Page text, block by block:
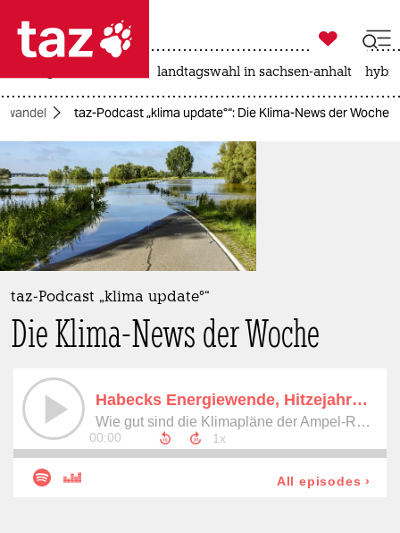
 taz zahl ich
taz zahl ich
themen
politik
öko
kultur
berlin
nord
wahrheit

taz zahl ich
landtagswahl in sachsen-anhalt
taz-Podcast „klima update°“: Die Klima-News der Woche
taz-Podcast „klima update°“
Die Klima-News der Woche